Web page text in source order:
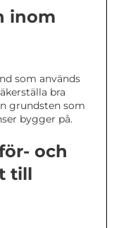
inom
som används
bra
grundsten som
bygger på.
och
till